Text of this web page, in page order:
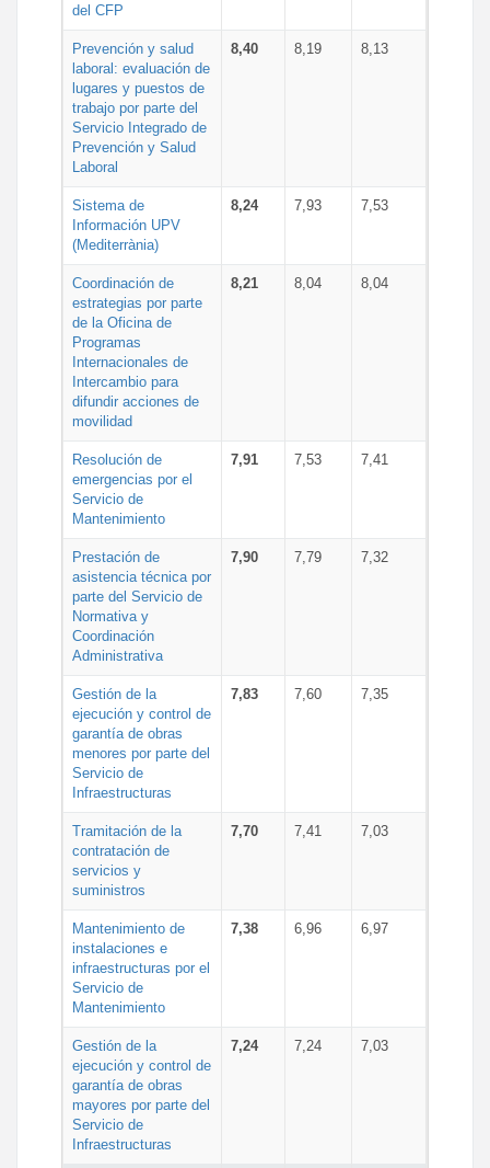
del CFP
Prevención y salud
laboral: evaluación de
lugares y puestos de
trabajo por parte del
Servicio Integrado de
Prevención y Salud
Laboral
8,40 8,19 8,13
Sistema de
Información UPV
(Mediterrània)
8,24 7,93 7,53
Coordinación de
estrategias por parte
de la Oficina de
Programas
Internacionales de
Intercambio para
difundir acciones de
movilidad
8,21 8,04 8,04
Resolución de
emergencias por el
Servicio de
Mantenimiento
7,91 7,53 7,41
Prestación de
asistencia técnica por
parte del Servicio de
Normativa y
Coordinación
Administrativa
7,90 7,79 7,32
Gestión de la
ejecución y control de
garantía de obras
menores por parte del
Servicio de
Infraestructuras
7,83 7,60 7,35
Tramitación de la
contratación de
servicios y
suministros
7,70 7,41 7,03
Mantenimiento de
instalaciones e
infraestructuras por el
Servicio de
Mantenimiento
7,38 6,96 6,97
Gestión de la
ejecución y control de
garantía de obras
mayores por parte del
Servicio de
Infraestructuras
7,24 7,24 7,03